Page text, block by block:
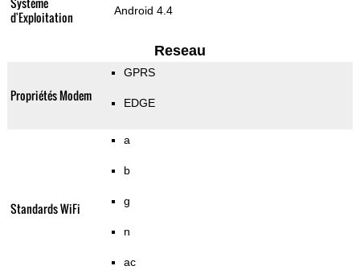
d'Exploitation
Android 4.4
Reseau
Propriétés Modem
GPRS
EDGE
Standards WiFi
a
b
g
n
ac